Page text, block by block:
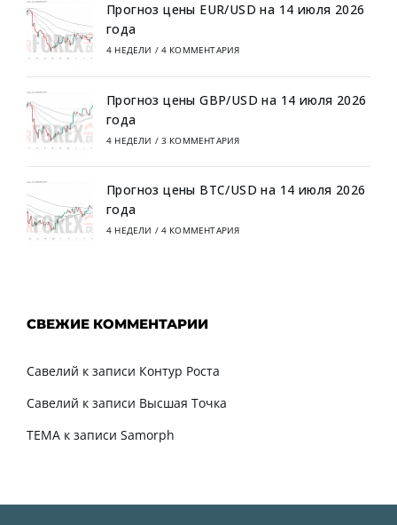
Прогноз цены EUR/USD на 14 июля 2026
года
4 НЕДЕЛИ / 4 КОММЕНТАРИЯ
Прогноз цены GBP/USD на 14 июля 2026
года
4 НЕДЕЛИ / 3 КОММЕНТАРИЯ
Прогноз цены BTC/USD на 14 июля 2026
года
4 НЕДЕЛИ / 4 КОММЕНТАРИЯ
СВЕЖИЕ КОММЕНТАРИИ
Савелий к записи Контур Роста
Савелий к записи Высшая Точка
TEMA к записи Samorph